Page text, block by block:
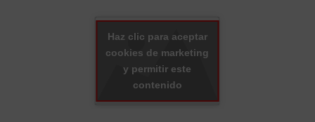
Haz clic para aceptar
cookies de marketing
y permitir este
contenido